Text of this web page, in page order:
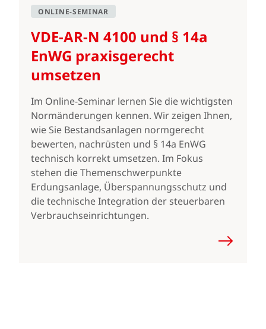
ONLINE-SEMINAR
VDE-AR-N 4100 und § 14a
EnWG praxisgerecht
umsetzen
Im Online-Seminar lernen Sie die wichtigsten
Normänderungen kennen. Wir zeigen Ihnen,
wie Sie Bestandsanlagen normgerecht
bewerten, nachrüsten und § 14a EnWG
technisch korrekt umsetzen. Im Fokus
stehen die Themenschwerpunkte
Erdungsanlage, Überspannungsschutz und
die technische Integration der steuerbaren
Verbrauchseinrichtungen.